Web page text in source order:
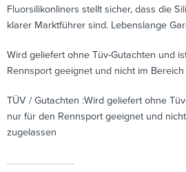
Fluorsilikonliners stellt sicher, dass die
klarer Marktführer sind. Lebenslange
Wird geliefert ohne Tüv-Gutachten und
Rennsport geeignet und nicht im
TÜV / Gutachten :Wird geliefert ohne
nur für den Rennsport geeignet und
zugelassen